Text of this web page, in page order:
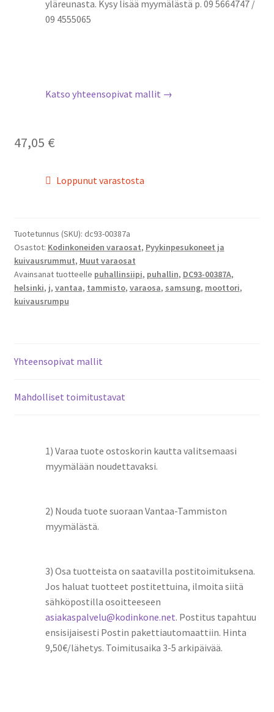
yläreunasta. Kysy lisää myymälästä p. 09 5664747 /
09 4555065
Katso yhteensopivat mallit →
47,05 €
Loppunut varastosta
Tuotetunnus (SKU): dc93-00387a
Osastot: Kodinkoneiden varaosat, Pyykinpesukoneet ja
kuivausrummut, Muut varaosat
Avainsanat tuotteelle puhallinsiipi, puhallin, DC93-00387A,
helsinki, j, vantaa, tammisto, varaosa, samsung, moottori,
kuivausrumpu
Yhteensopivat mallit
Mahdolliset toimitustavat
1) Varaa tuote ostoskorin kautta valitsemaasi
myymälään noudettavaksi.
2) Nouda tuote suoraan Vantaa-Tammiston
myymälästä.
3) Osa tuotteista on saatavilla postitoimituksena.
Jos haluat tuotteet postitettuina, ilmoita siitä
sähköpostilla osoitteeseen
asiakaspalvelu@kodinkone.net. Postitus tapahtuu
ensisijaisesti Postin pakettiautomaattiin. Hinta
9,50€/lähetys. Toimitusaika 3-5 arkipäivää.